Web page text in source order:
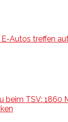
Autos treffen
beim TSV: 1860